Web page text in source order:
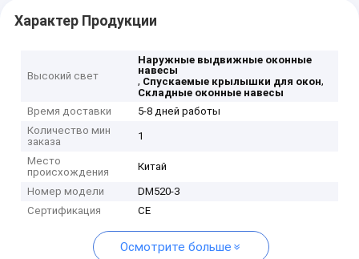
Характер Продукции
Высокий свет
Наружные выдвижные оконные
навесы
, Спускаемые крылышки для окон,
Складные оконные навесы
Время доставки
5-8 дней работы
Количество мин
заказа
1
Место
происхождения
Китай
Номер модели
DM520-3
Сертификация
CE
Осмотрите больше